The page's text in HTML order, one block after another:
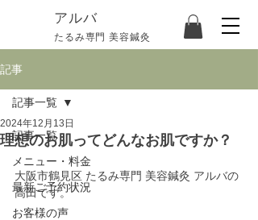
​アルバ
たるみ専門 美容鍼灸
記事
記事一覧
メニュー・料金
最新ご予約状況
お客様の声
記事一覧
理想のお肌ってどんなお肌ですか？
2024年12月13日
大阪市鶴見区 たるみ専門 美容鍼灸 アルバの
高田です。